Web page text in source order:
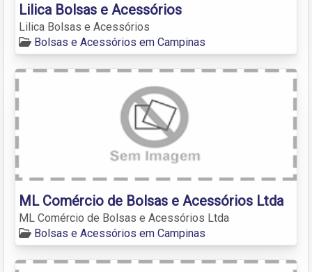
Lilica Bolsas e Acessórios
Lilica Bolsas e Acessórios
Bolsas e Acessórios em Campinas
ML Comércio de Bolsas e Acessórios Ltda
ML Comércio de Bolsas e Acessórios Ltda
Bolsas e Acessórios em Campinas